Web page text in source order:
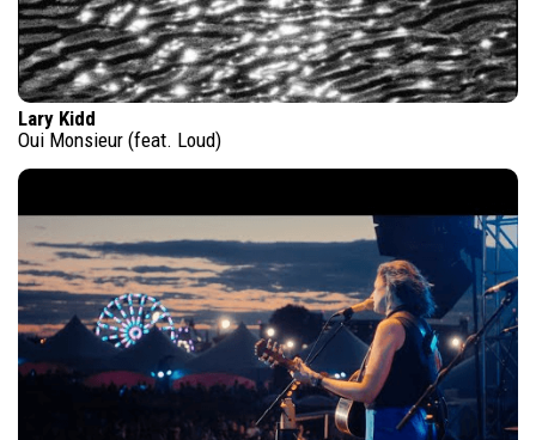
Lary Kidd
Oui Monsieur (feat. Loud)